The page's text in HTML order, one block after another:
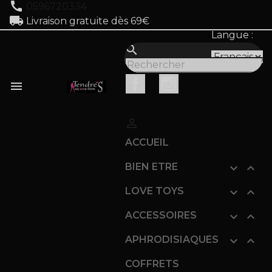
call
local_shipping Livraison gratuite dès 69€
Langue :

search
ACCUEIL
 
BIEN ETRE
 
LOVE TOYS
 
ACCESSOIRES
 
APHRODISIAQUES
COFFRETS